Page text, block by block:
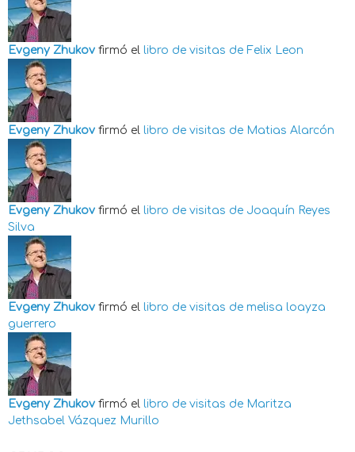
Evgeny Zhukov firmó el libro de visitas de Felix Leon
Evgeny Zhukov firmó el libro de visitas de Matias Alarcón
Evgeny Zhukov firmó el libro de visitas de Joaquín Reyes
Silva
Evgeny Zhukov firmó el libro de visitas de melisa loayza
guerrero
Evgeny Zhukov firmó el libro de visitas de Maritza
Jethsabel Vázquez Murillo